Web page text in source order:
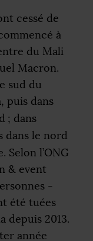
cessé de
à
du Mali
Macron.
sud du
puis dans
; dans
dans le nord
Selon l’ONG
& event
-
été tuées
depuis 2013.
année